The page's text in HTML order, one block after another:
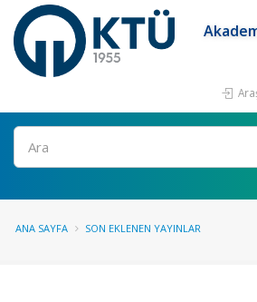
Ara
ANA SAYFA SON EKLENEN YAYINLAR